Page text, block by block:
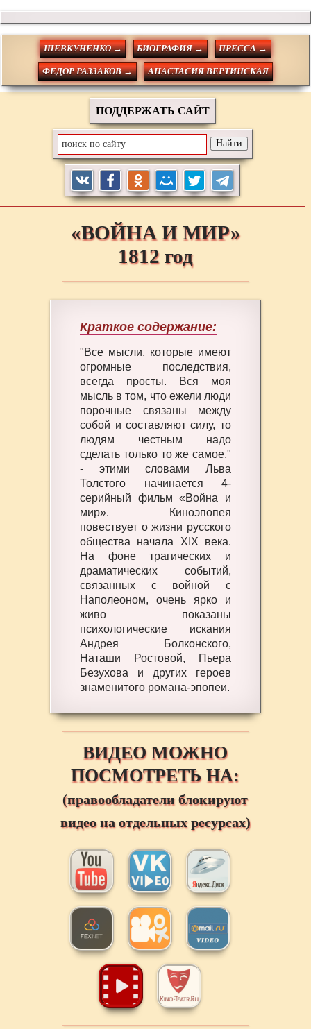
ШЕВКУНЕНКО → БИОГРАФИЯ → ПРЕССА →
ФЕДОР РАЗЗАКОВ → АНАСТАСИЯ ВЕРТИНСКАЯ
ПОДДЕРЖАТЬ САЙТ
«ВОЙНА И МИР»
1812 год
Краткое содержание:
"Все мысли, которые имеют
огромные последствия,
всегда просты. Вся моя
мысль в том, что ежели люди
порочные связаны между
собой и составляют силу, то
людям честным надо
сделать только то же самое,"
- этими словами Льва
Толстого начинается 4-
серийный фильм «Война и
мир». Киноэпопея
повествует о жизни русского
общества начала XIX века.
На фоне трагических и
драматических событий,
связанных с войной с
Наполеоном, очень ярко и
живо показаны
психологические искания
Андрея Болконского,
Наташи Ростовой, Пьера
Безухова и других героев
знаменитого романа-эпопеи.
ВИДЕО МОЖНО
ПОСМОТРЕТЬ НА:
(правообладатели блокируют
видео на отдельных ресурсах)